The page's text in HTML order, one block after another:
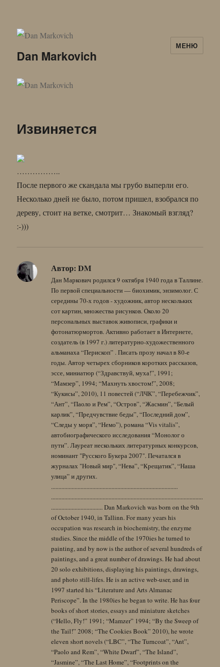
Dan Markovich
МЕНЮ
Извиняется
……………..
После первого же скандала мы грубо выперли его.
Несколько дней не было, потом пришел, взобрался по
дереву, стоит на ветке, смотрит… Знакомый взгляд?
:-)))
Автор: DM
Дан Маркович родился 9 октября 1940 года в Таллине.
По первой специальности — биохимик, энзимолог. С
середины 70-х годов - художник, автор нескольких
сот картин, множества рисунков. Около 20
персональных выставок живописи, графики и
фотонатюрмортов. Активно работает в Интернете,
создатель (в 1997 г.) литературно-художественного
альманаха “Перископ” . Писать прозу начал в 80-е
годы. Автор четырех сборников коротких рассказов,
эссе, миниатюр (“Здравствуй, муха!”, 1991;
“Мамзер”, 1994; “Махнуть хвостом!”, 2008;
“Кукисы”, 2010), 11 повестей (“ЛЧК”, “Перебежчик”,
“Ант”, “Паоло и Рем”, “Остров”, “Жасмин”, “Белый
карлик”, “Предчувствие беды”, “Последний дом”,
“Следы у моря”, “Немо”), романа “Vis vitalis”,
автобиографического исследования “Монолог о
пути”. Лауреат нескольких литературных конкурсов,
номинант "Русского Букера 2007". Печатался в
журналах "Новый мир", “Нева”, “Крещатик”, “Наша
улица” и других.
......................................................................................
.......................................................................................................
................................... Dan Markovich was born on the 9th
of October 1940, in Tallinn. For many years his
occupation was research in biochemistry, the enzyme
studies. Since the middle of the 1970ies he turned to
painting, and by now is the author of several hundreds of
paintings, and a great number of drawings. He had about
20 solo exhibitions, displaying his paintings, drawings,
and photo still-lifes. He is an active web-user, and in
1997 started his “Literature and Arts Almanac
Periscope”. In the 1980ies he began to write. He has four
books of short stories, essays and miniature sketches
(“Hello, Fly!” 1991; “Mamzer” 1994; “By the Sweep of
the Tail!” 2008; “The Cookies Book” 2010), he wrote
eleven short novels (“LBC”, “The Turncoat”, “Ant”,
“Paolo and Rem”, “White Dwarf”, “The Island”,
“Jasmine”, “The Last Home”, “Footprints on the